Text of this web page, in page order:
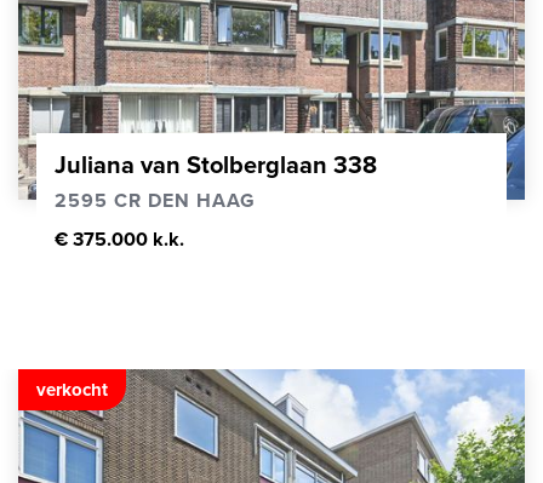
Juliana van Stolberglaan 338
2595 CR DEN HAAG
€ 375.000 k.k.
verkocht